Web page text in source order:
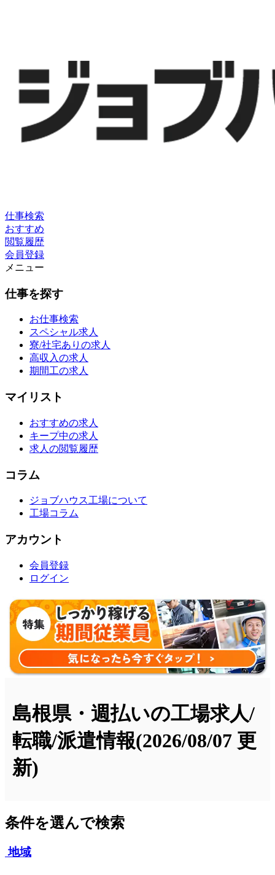
仕事検索
おすすめ
閲覧履歴
会員登録
メニュー
仕事を探す
お仕事検索
スペシャル求人
寮/社宅ありの求人
高収入の求人
期間工の求人
マイリスト
おすすめの求人
キープ中の求人
求人の閲覧履歴
コラム
ジョブハウス工場について
工場コラム
アカウント
会員登録
ログイン
島根県・週払いの工場求人/
転職/派遣情報(2026/08/07 更
新)
条件を選んで検索
地域